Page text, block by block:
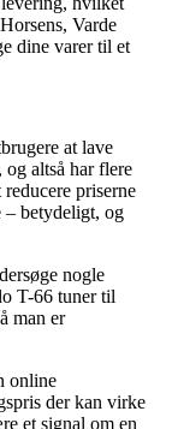
Varde
dine varer til et
at lave
altså har flere
priserne
– betydeligt, og
nogle
T-66 tuner til
man er
online
der kan virke
et signal om en